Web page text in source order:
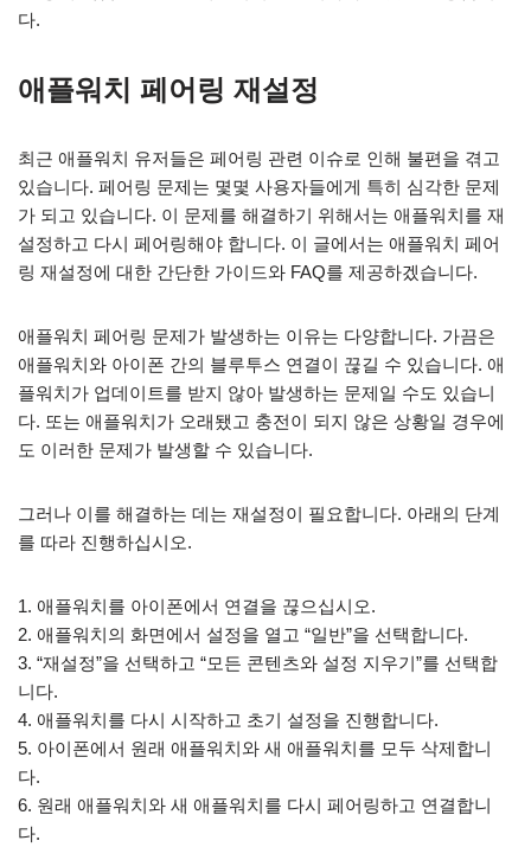
다.
애플워치 페어링 재설정
최근 애플워치 유저들은 페어링 관련 이슈로 인해 불편을 겪고
있습니다. 페어링 문제는 몇몇 사용자들에게 특히 심각한 문제
가 되고 있습니다. 이 문제를 해결하기 위해서는 애플워치를 재
설정하고 다시 페어링해야 합니다. 이 글에서는 애플워치 페어
링 재설정에 대한 간단한 가이드와 FAQ를 제공하겠습니다.
애플워치 페어링 문제가 발생하는 이유는 다양합니다. 가끔은
애플워치와 아이폰 간의 블루투스 연결이 끊길 수 있습니다. 애
플워치가 업데이트를 받지 않아 발생하는 문제일 수도 있습니
다. 또는 애플워치가 오래됐고 충전이 되지 않은 상황일 경우에
도 이러한 문제가 발생할 수 있습니다.
그러나 이를 해결하는 데는 재설정이 필요합니다. 아래의 단계
를 따라 진행하십시오.
1. 애플워치를 아이폰에서 연결을 끊으십시오.
2. 애플워치의 화면에서 설정을 열고 “일반”을 선택합니다.
3. “재설정”을 선택하고 “모든 콘텐츠와 설정 지우기”를 선택합
니다.
4. 애플워치를 다시 시작하고 초기 설정을 진행합니다.
5. 아이폰에서 원래 애플워치와 새 애플워치를 모두 삭제합니
다.
6. 원래 애플워치와 새 애플워치를 다시 페어링하고 연결합니
다.